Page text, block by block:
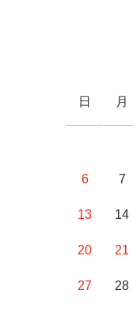
日 月
6 7
13 14
20 21
27 28